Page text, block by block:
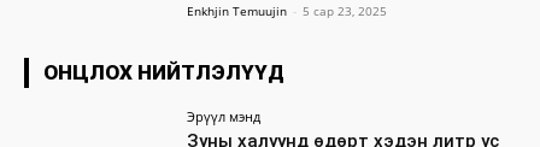
Enkhjin Temuujin - 5 сар 23, 2025
ОНЦЛОХ НИЙТЛЭЛҮҮД
Эрүүл мэнд
Зуны халуунд өдөрт хэдэн литр ус